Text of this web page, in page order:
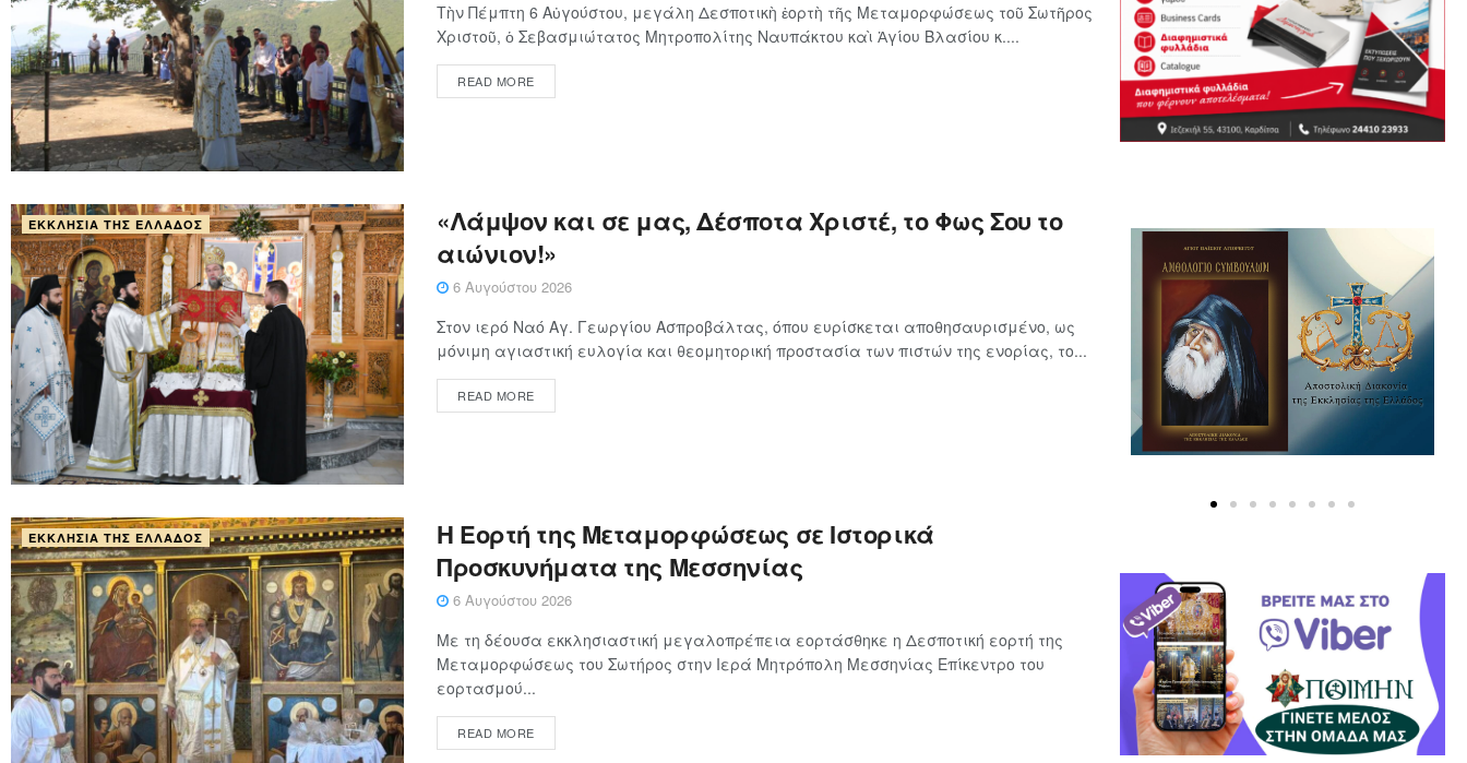
Τὴν Πέμπτη 6 Αὐγούστου, μεγάλη Δεσποτικὴ ἑορτὴ τῆς Μεταμορφώσεως τοῦ Σωτῆρος
Χριστοῦ, ὁ Σεβασμιώτατος Μητροπολίτης Ναυπάκτου καὶ Ἁγίου Βλασίου κ....
READ MORE
ΕΚΚΛΗΣΊΑ ΤΗΣ ΕΛΛΆΔΟΣ
«Λάμψον και σε μας, Δέσποτα Χριστέ, το Φως Σου το
αιώνιον!»
6 Αυγούστου 2026
Στον ιερό Ναό Αγ. Γεωργίου Ασπροβάλτας, όπου ευρίσκεται αποθησαυρισμένο, ως
μόνιμη αγιαστική ευλογία και θεομητορική προστασία των πιστών της ενορίας, το...
READ MORE
ΕΚΚΛΗΣΊΑ ΤΗΣ ΕΛΛΆΔΟΣ
Η Εορτή της Μεταμορφώσεως σε Ιστορικά
Προσκυνήματα της Μεσσηνίας
6 Αυγούστου 2026
Με τη δέουσα εκκλησιαστική μεγαλοπρέπεια εορτάσθηκε η Δεσποτική εορτή της
Μεταμορφώσεως του Σωτήρος στην Ιερά Μητρόπολη Μεσσηνίας Επίκεντρο του
εορτασμού...
READ MORE